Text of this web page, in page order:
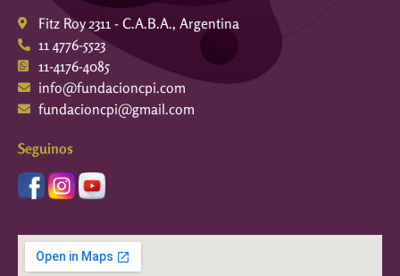
Fitz Roy 2311 - C.A.B.A., Argentina
11 4776-5523
11-4176-4085
info@fundacioncpi.com
fundacioncpi@gmail.com
Seguinos